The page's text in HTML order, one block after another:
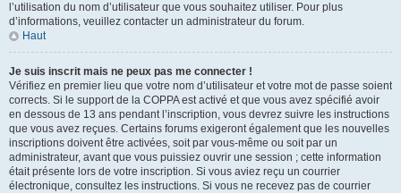
l’utilisation du nom d’utilisateur que vous souhaitez utiliser. Pour plus
d’informations, veuillez contacter un administrateur du forum.
Haut
Je suis inscrit mais ne peux pas me connecter !
Vérifiez en premier lieu que votre nom d’utilisateur et votre mot de passe soient
corrects. Si le support de la COPPA est activé et que vous avez spécifié avoir
en dessous de 13 ans pendant l’inscription, vous devrez suivre les instructions
que vous avez reçues. Certains forums exigeront également que les nouvelles
inscriptions doivent être activées, soit par vous-même ou soit par un
administrateur, avant que vous puissiez ouvrir une session ; cette information
était présente lors de votre inscription. Si vous aviez reçu un courrier
électronique, consultez les instructions. Si vous ne recevez pas de courrier